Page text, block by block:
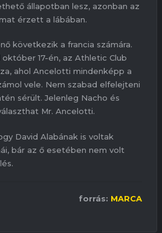
állapotban lesz, azonban az
érzett a lábában.
következik a francia számára.
17-én, az Athletic Club
ahol Ancelotti mindenképp a
vele. Nem szabad elfelejteni
sérült. Jelenleg Nacho és
Mr. Ancelotti.
David Alabának is voltak
bár az ő esetében nem volt
forrás: MARCA